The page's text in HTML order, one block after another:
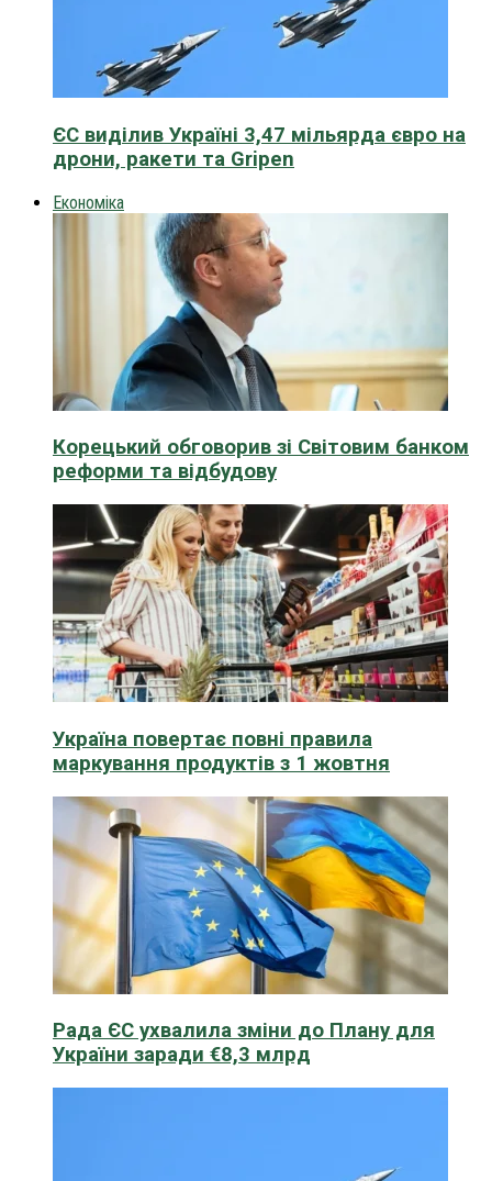
ЄС виділив Україні 3,47 мільярда євро на
дрони, ракети та Gripen
Економіка
Корецький обговорив зі Світовим банком
реформи та відбудову
Україна повертає повні правила
маркування продуктів з 1 жовтня
Рада ЄС ухвалила зміни до Плану для
України заради €8,3 млрд